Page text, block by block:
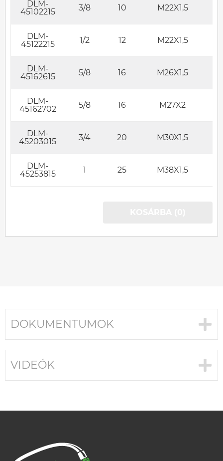
DLM-
45102215
3/8 10 M22X1,5
DLM-
45122215
1/2 12 M22X1,5
DLM-
45162615
5/8 16 M26X1,5
DLM-
45162702
5/8 16 M27X2
DLM-
45203015
3/4 20 M30X1,5
DLM-
45253815
1 25 M38X1,5
DOKUMENTUMOK
VIDEÓK